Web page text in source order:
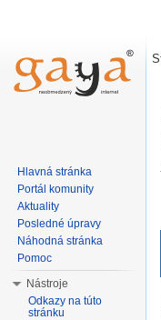
Hlavná stránka
Portál komunity
Aktuality
Posledné úpravy
Náhodná stránka
Pomoc
Nástroje
Odkazy na túto
stránku